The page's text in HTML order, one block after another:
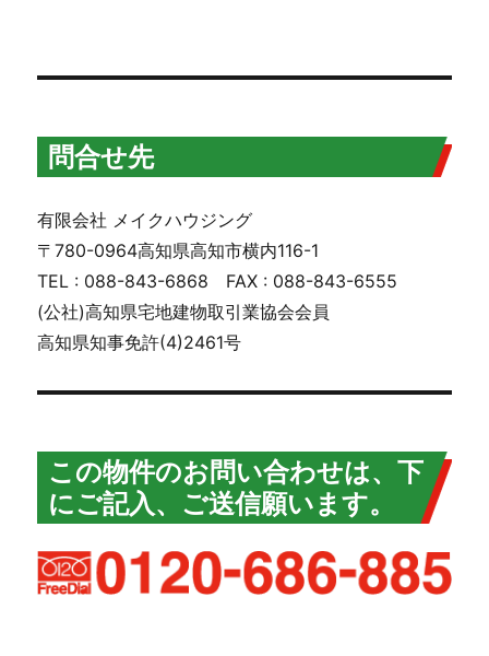
問合せ先
有限会社 メイクハウジング
〒780-0964高知県高知市横内116-1
TEL : 088-843-6868 FAX : 088-843-6555
(公社)高知県宅地建物取引業協会会員
高知県知事免許(4)2461号
この物件のお問い合わせは、下
にご記入、ご送信願います。